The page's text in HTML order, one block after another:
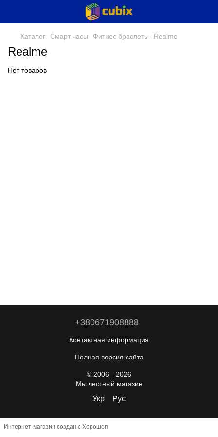
Каталог Смарт часы Фитнес браслеты Realme
Realme
Нет товаров
+380671908888
Контактная информация
Полная версия сайта
© 2006—2026
Мы честный магазин
Укр Рус
Интернет-магазин создан с Хорошоп